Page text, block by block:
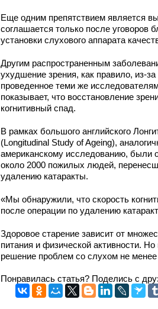
Еще одним препятствием является
соглашается только после уговоров
установки слухового аппарата
Другим распространенным
ухудшение зрения, как правило, из-
проведенное теми же
показывает, что восстановление
когнитивный спад.
В рамках большого английского
(Longitudinal Study of Ageing),
американскому исследованию, были
около 2000 пожилых людей,
удалению катаракты.
«Мы обнаружили, что скорость
после операции по удалению
Здоровое старение зависит от
питания и физической активности.
решение проблем со слухом не
Понравилась статья? Поделись с